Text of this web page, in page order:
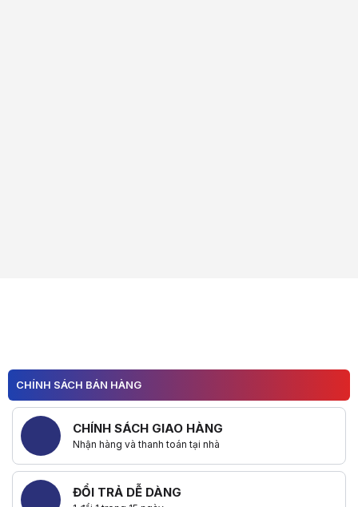
CHÍNH SÁCH BÁN HÀNG
CHÍNH SÁCH GIAO HÀNG
Nhận hàng và thanh toán tại nhà
ĐỔI TRẢ DỄ DÀNG